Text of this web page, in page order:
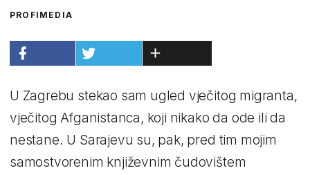
PROFIMEDIA
U Zagrebu stekao sam ugled vječitog migranta,
vječitog Afganistanca, koji nikako da ode ili da
nestane. U Sarajevu su, pak, pred tim mojim
samostvorenim književnim čudovištem